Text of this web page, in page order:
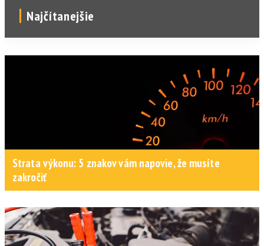
Najčítanejšie
Strata výkonu: 5 znakov vám napovie, že musíte
zakročiť